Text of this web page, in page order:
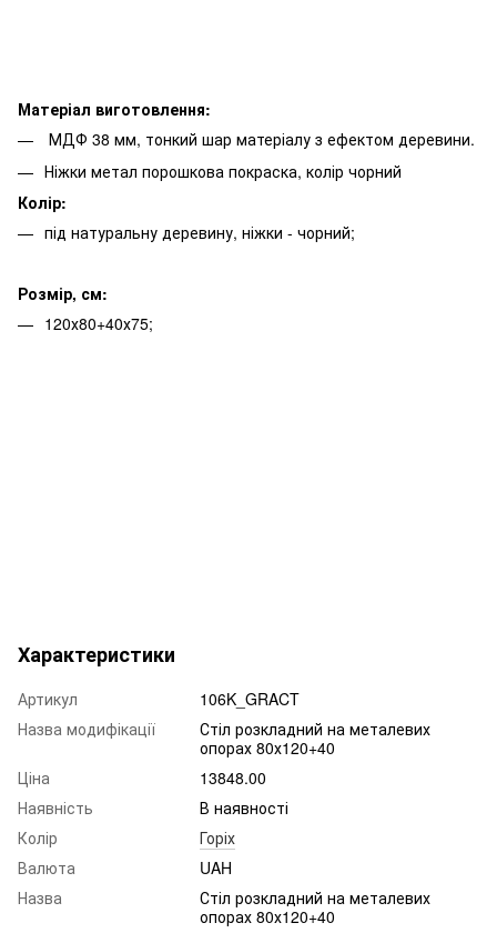
Матеріал виготовлення:
МДФ 38 мм, тонкий шар матеріалу з ефектом деревини.
Ніжки метал порошкова покраска, колір чорний
Колір:
під натуральну деревину, ніжки - чорний;
Розмір, см:
120х80+40х75;
Характеристики
Артикул
106K_GRACT
Назва модифікації
Стіл розкладний на металевих
опорах 80х120+40
Ціна
13848.00
Наявність
В наявності
Колір
Горіх
Валюта
UAH
Назва
Стіл розкладний на металевих
опорах 80х120+40